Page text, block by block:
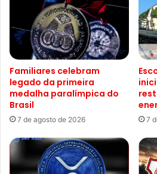
Familiares celebram
legado da primeira
medalha paralímpica do
Brasil
7 de agosto de 2026 7